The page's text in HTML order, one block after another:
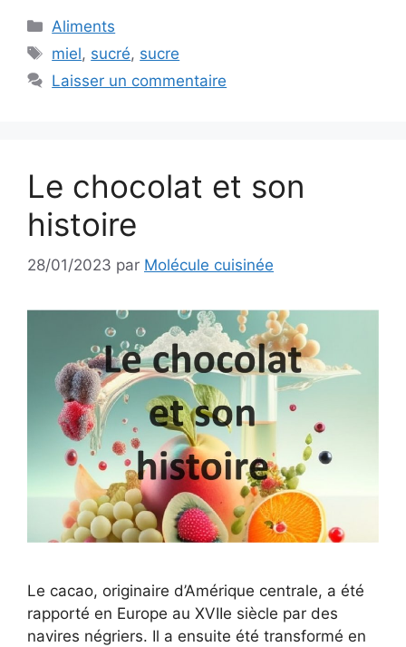
Catégories
Aliments
Étiquettes
miel, sucré, sucre
Laisser un commentaire
Le chocolat et son
histoire
28/01/2023 par Molécule cuisinée
Le cacao, originaire d’Amérique centrale, a été
rapporté en Europe au XVIIe siècle par des
navires négriers. Il a ensuite été transformé en